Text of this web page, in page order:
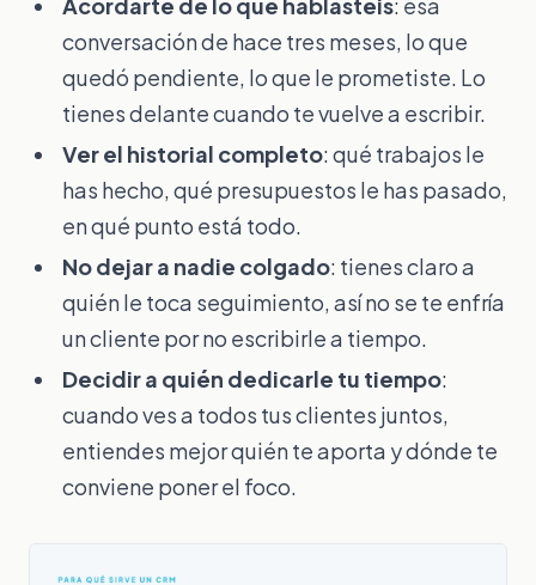
Acordarte de lo que hablasteis: esa
conversación de hace tres meses, lo que
quedó pendiente, lo que le prometiste. Lo
tienes delante cuando te vuelve a escribir.
Ver el historial completo: qué trabajos le
has hecho, qué presupuestos le has pasado,
en qué punto está todo.
No dejar a nadie colgado: tienes claro a
quién le toca seguimiento, así no se te enfría
un cliente por no escribirle a tiempo.
Decidir a quién dedicarle tu tiempo:
cuando ves a todos tus clientes juntos,
entiendes mejor quién te aporta y dónde te
conviene poner el foco.